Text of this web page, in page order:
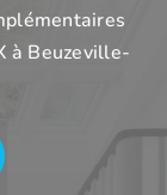
à Beuzeville-